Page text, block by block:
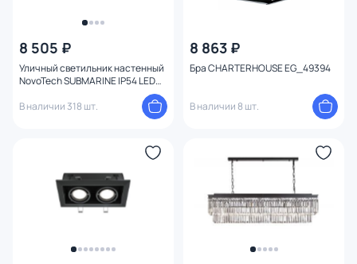
8 505 ₽
Уличный светильник настенный
NovoTech SUBMARINE IP54 LED
В наличии 318 шт.
8 863 ₽
Бра CHARTERHOUSE EG_49394
В наличии 8 шт.